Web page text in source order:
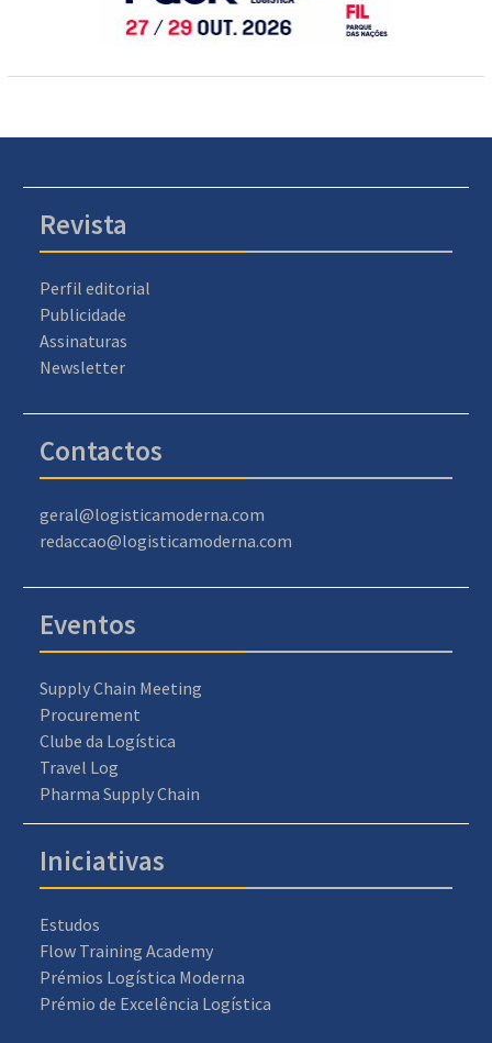
Revista
Perfil editorial
Publicidade
Assinaturas
Newsletter
Contactos
geral@logisticamoderna.com
redaccao@logisticamoderna.com
Eventos
Supply Chain Meeting
Procurement
Clube da Logística
Travel Log
Pharma Supply Chain
Iniciativas
Estudos
Flow Training Academy
Prémios Logística Moderna
Prémio de Excelência Logística